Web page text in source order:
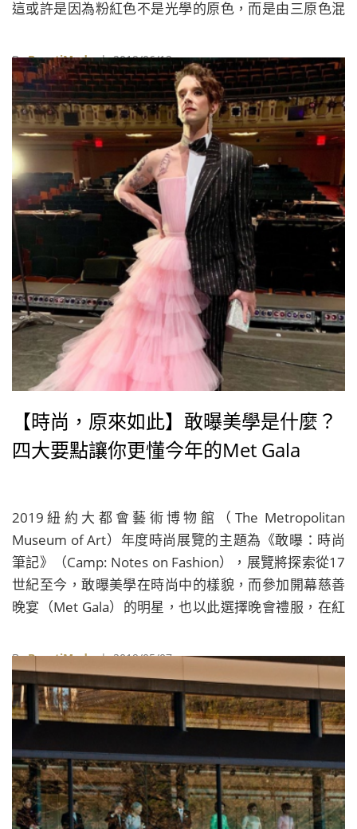
這或許是因為粉紅色不是光學的原色，而是由三原色混
ByBeautiMode| 2019/06/12
【時尚，原來如此】敢曝美學是什麼？
四大要點讓你更懂今年的Met Gala
2019紐約大都會藝術博物館（The Metropolitan
Museum of Art）年度時尚展覽的主題為《敢曝：時尚
筆記》（Camp: Notes on Fashion），展覽將探索從17
世紀至今，敢曝美學在時尚中的樣貌，而參加開幕慈善
晚宴（Met Gala）的明星，也以此選擇晚會禮服，在紅
今年紅毯上時而璀燦時而搞怪的華服，想必讓人覺得摸
不著頭緒，但其實只要掌握以下四項要點，就可以輕鬆
看懂這些服裝背後的意義。
ByBeautiMode| 2019/05/07